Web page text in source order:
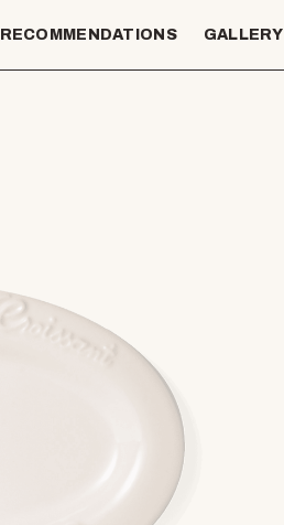
RECOMMENDATIONS GALLERY